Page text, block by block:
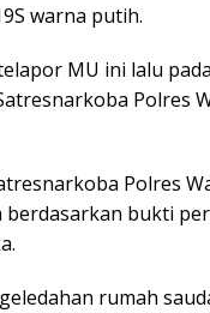
warna putih.
MU ini lalu
Polres
Polres
berdasarkan bukti
rumah